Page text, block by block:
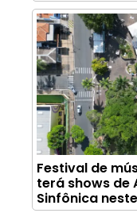
Festival de
terá shows de
Sinfônica